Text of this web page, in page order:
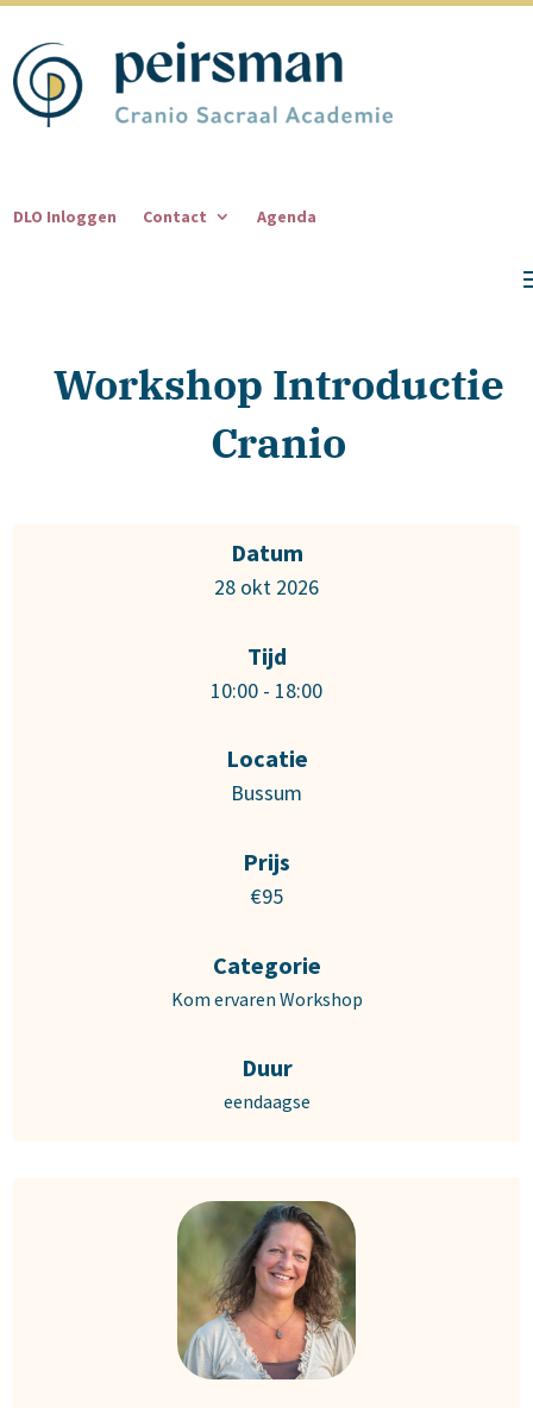
DLO Inloggen Contact Agenda
Workshop Introductie
Cranio
Datum
28 okt 2026
Tijd
10:00 - 18:00
Locatie
Bussum
Prijs
€95
Categorie
Kom ervaren Workshop
Duur
eendaagse